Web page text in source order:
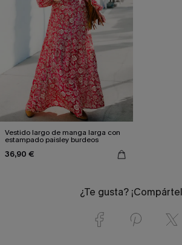
Vestido largo de manga larga con
estampado paisley burdeos
36,90 €
¿Te gusta?